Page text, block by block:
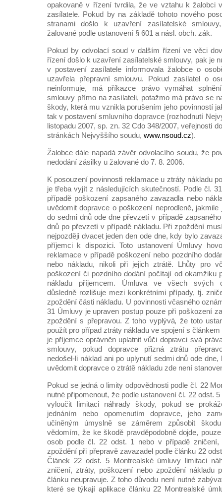
opakovaně v řízení tvrdila, že ve vztahu k žalobci
zasílatele. Pokud by na základě tohoto nového
stranami došlo k uzavření zasílatelské
žalované podle ustanovení § 601 a násl. obch. zák.
Pokud by odvolací soud v dalším řízení ve věci
řízení došlo k uzavření zasílatelské smlouvy, pak je
v postavení zasílatele informovala žalobce o
uzavřela přepravní smlouvu. Pokud zasílatel o
neinformuje, má příkazce právo vymáhat
smlouvy přímo na zasílateli, potažmo má právo se
škody, která mu vznikla porušením jeho povinností
tak v postavení smluvního dopravce (rozhodnutí
listopadu 2007, sp. zn. 32 Cdo 348/2007, veřejnosti
stránkách Nejvyššího soudu, www.nsoud.cz).
Žalobce dále napadá závěr odvolacího soudu, že
nedodání zásilky u žalované do 7. 8. 2006.
K posouzení povinnosti reklamace u ztráty nákladu
je třeba vyjít z následujících skutečností. Podle čl.
případě poškození zapsaného zavazadla nebo
uvědomit dopravce o poškození neprodleně,
do sedmi dnů ode dne převzetí v případě
dnů po převzetí v případě nákladu. Při zpoždění
nejpozději dvacet jeden den ode dne, kdy bylo
příjemci k dispozici. Toto ustanovení Úmluvy
reklamace v případě poškození nebo pozdního
nebo nákladu, nikoli při jejich ztrátě. Lhůty pro
poškození či pozdního dodání počítají od okamžiku
nákladu příjemcem. Úmluva ve všech svých
důsledně rozlišuje mezi konkrétními případy, tj.
zpoždění části nákladu. U povinnosti včasného
31 Úmluvy je upraven postup pouze při poškození
zpoždění s přepravou. Z toho vyplývá, že toto
použít pro případ ztráty nákladu ve spojení s
je příjemce oprávněn uplatnit vůči dopravci svá
smlouvy, pokud dopravce přizná ztrátu
nedošel-li náklad ani po uplynutí sedmi dnů ode
uvědomit dopravce o ztrátě nákladu zde není
Pokud se jedná o limity odpovědnosti podle čl. 22
nutné připomenout, že podle ustanovení čl. 22 odst.
vyloučit limitaci náhrady škody, pokud se
jednáním nebo opomenutím dopravce, jeho
učiněným úmyslně se záměrem způsobit
vědomím, že ke škodě pravděpodobně dojde,
osob podle čl. 22 odst. 1 nebo v případě zničení,
zpoždění při přepravě zavazadel podle článku 22
Článek 22 odst. 5 Montrealské úmluvy limitaci
zničení, ztráty, poškození nebo zpoždění nákladu
článku neupravuje. Z toho důvodu není nutné
které se týkají aplikace článku 22 Montrealské